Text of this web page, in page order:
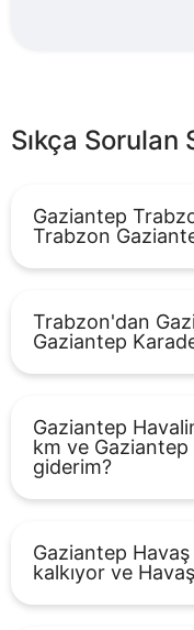
Sıkça Sorulan
Gaziantep
Trabzon
Trabzon'dan
Gaziantep
Gaziantep
km ve Gaziantep
giderim?
Gaziantep
kalkıyor ve